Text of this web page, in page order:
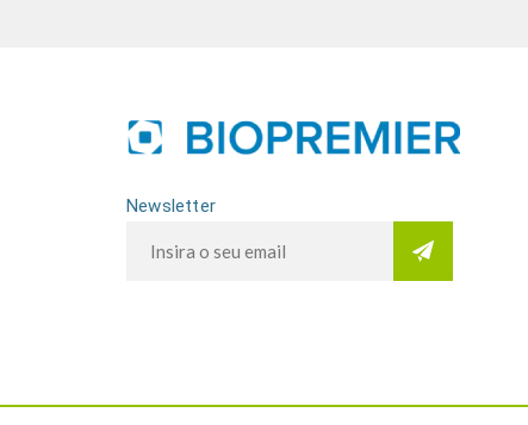
Newsletter